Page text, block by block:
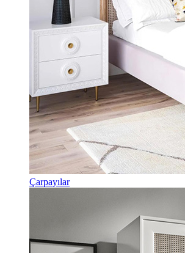
Çarpayılar